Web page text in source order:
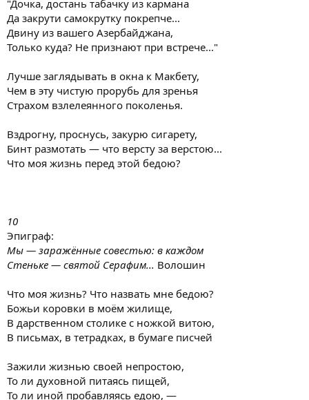
"Дочка, достань табачку из кармана
Да закрути самокрутку покрепче...
Двину из вашего Азербайджана,
Только куда? Не признают при встрече..."
Лучше заглядывать в окна к Макбету,
Чем в эту чистую прорубь для зренья
Страхом взлелеянного поколенья.
Вздрогну, проснусь, закурю сигарету,
Бинт размотать — что версту за верстою...
Что моя жизнь перед этой бедою?
10
Эпиграф:
Мы — заражённые совестью: в каждом
Стеньке — святой Серафим... Волошин
Что моя жизнь? Что назвать мне бедою?
Божьи коровки в моём жилище,
В дарственном столике с ножкой витою,
В письмах, в тетрадках, в бумаге писчей
Зажили жизнью своей непростою,
То ли духовной питаясь пищей,
То ли иной пробавляясь едою, —